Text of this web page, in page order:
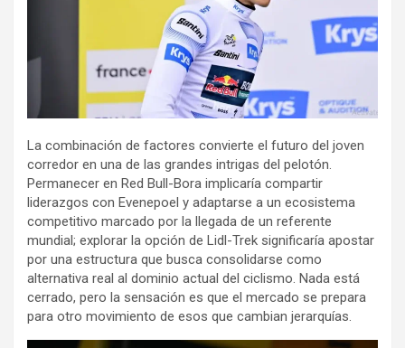
La combinación de factores convierte el futuro del joven
corredor en una de las grandes intrigas del pelotón.
Permanecer en Red Bull-Bora implicaría compartir
liderazgos con Evenepoel y adaptarse a un ecosistema
competitivo marcado por la llegada de un referente
mundial; explorar la opción de Lidl-Trek significaría apostar
por una estructura que busca consolidarse como
alternativa real al dominio actual del ciclismo. Nada está
cerrado, pero la sensación es que el mercado se prepara
para otro movimiento de esos que cambian jerarquías.